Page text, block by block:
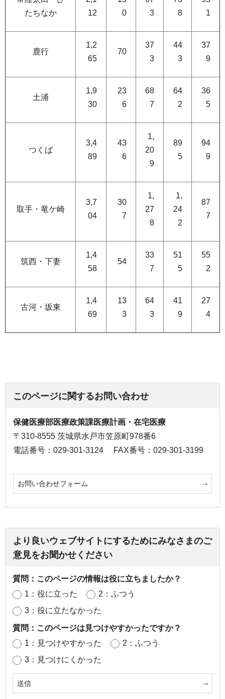
たちなか
12
0
3
8
1
鹿行
1,2
65
70
37
3
44
3
37
9
土浦
1,9
30
23
6
68
7
64
2
36
5
つくば
3,4
89
43
6
1,
20
9
89
5
94
9
取手・竜ケ崎
3,7
04
30
7
1,
27
8
1,
24
2
87
7
筑西・下妻
1,4
58
54
33
7
51
5
55
2
古河・坂東
1,4
69
13
3
64
3
41
9
27
4
このページに関するお問い合わせ
保健医療部医療政策課医療計画・在宅医療
〒310-8555 茨城県水戸市笠原町978番6
電話番号：029-301-3124
FAX番号：029-301-3199
お問い合わせフォーム
より良いウェブサイトにするためにみなさまのご
意見をお聞かせください
質問：このページの情報は役に立ちましたか？
1：役に立った
2：ふつう
3：役に立たなかった
質問：このページは見つけやすかったですか？
1：見つけやすかった
2：ふつう
3：見つけにくかった